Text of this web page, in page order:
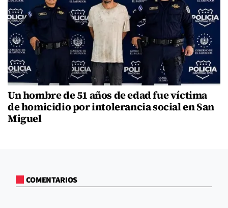
Un hombre de 51 años de edad fue víctima
de homicidio por intolerancia social en San
Miguel
COMENTARIOS